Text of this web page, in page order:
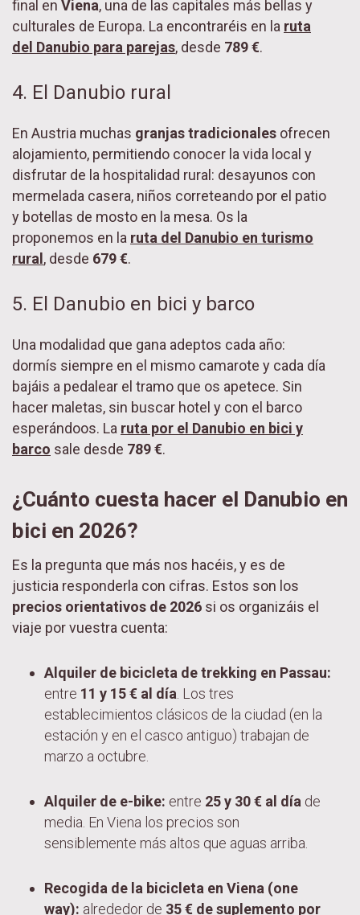
final en Viena, una de las capitales más bellas y
culturales de Europa. La encontraréis en la ruta
del Danubio para parejas, desde 789 €.
4. El Danubio rural
En Austria muchas granjas tradicionales ofrecen
alojamiento, permitiendo conocer la vida local y
disfrutar de la hospitalidad rural: desayunos con
mermelada casera, niños correteando por el patio
y botellas de mosto en la mesa. Os la
proponemos en la ruta del Danubio en turismo
rural , desde 679 €.
5. El Danubio en bici y barco
Una modalidad que gana adeptos cada año:
dormís siempre en el mismo camarote y cada día
bajáis a pedalear el tramo que os apetece. Sin
hacer maletas, sin buscar hotel y con el barco
esperándoos. La ruta por el Danubio en bici y
barco sale desde 789 €.
¿Cuánto cuesta hacer el Danubio en
bici en 2026?
Es la pregunta que más nos hacéis, y es de
justicia responderla con cifras. Estos son los
precios orientativos de 2026 si os organizáis el
viaje por vuestra cuenta:
Alquiler de bicicleta de trekking en Passau:
entre 11 y 15 € al día . Los tres
establecimientos clásicos de la ciudad (en la
estación y en el casco antiguo) trabajan de
marzo a octubre.
Alquiler de e-bike: entre 25 y 30 € al día de
media. En Viena los precios son
sensiblemente más altos que aguas arriba.
Recogida de la bicicleta en Viena (one
way): alrededor de 35 € de suplemento por